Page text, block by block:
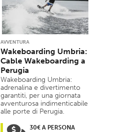
AVVENTURA
Wakeboarding Umbria:
Cable Wakeboarding a
Perugia
Wakeboarding Umbria:
adrenalina e divertimento
garantiti, per una giornata
avventurosa indimenticabile
alle porte di Perugia.
30€ A PERSONA